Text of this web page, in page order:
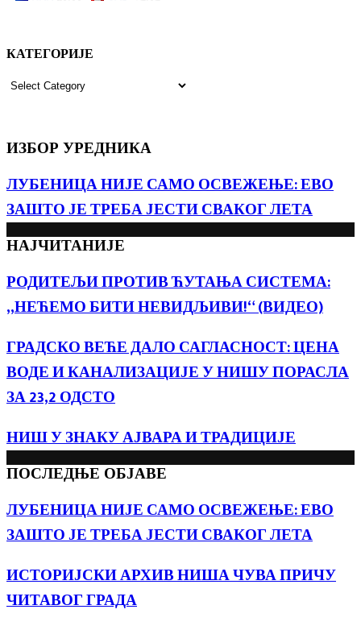
КАТЕГОРИЈЕ
КАТЕГОРИЈЕ
ИЗБОР УРЕДНИКА
ЛУБЕНИЦА НИЈЕ САМО ОСВЕЖЕЊЕ: ЕВО
ЗАШТО ЈЕ ТРЕБА ЈЕСТИ СВАКОГ ЛЕТА
НАЈЧИТАНИЈЕ
РОДИТЕЉИ ПРОТИВ ЋУТАЊА СИСТЕМА:
„НЕЋЕМО БИТИ НЕВИДЉИВИ!“ (ВИДЕО)
ГРАДСКО ВЕЋЕ ДАЛО САГЛАСНОСТ: ЦЕНА
ВОДЕ И КАНАЛИЗАЦИЈЕ У НИШУ ПОРАСЛА
ЗА 23,2 ОДСТО
НИШ У ЗНАКУ АЈВАРА И ТРАДИЦИЈЕ
ПОСЛЕДЊЕ ОБЈАВЕ
ЛУБЕНИЦА НИЈЕ САМО ОСВЕЖЕЊЕ: ЕВО
ЗАШТО ЈЕ ТРЕБА ЈЕСТИ СВАКОГ ЛЕТА
ИСТОРИЈСКИ АРХИВ НИША ЧУВА ПРИЧУ
ЧИТАВОГ ГРАДА